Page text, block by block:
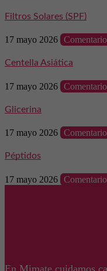
Filtros Solares (SPF)
17 mayo 2026
Centella Asiática
17 mayo 2026
Glicerina
17 mayo 2026
Péptidos
17 mayo 2026